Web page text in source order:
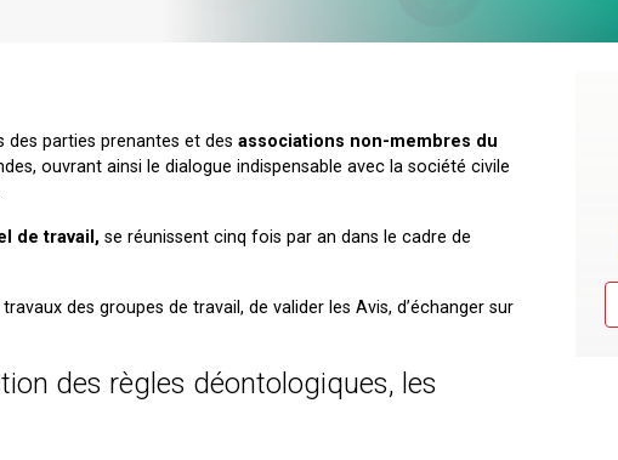
des parties prenantes et des associations non-membres du
ouvrant ainsi le dialogue indispensable avec la société civile
de travail, se réunissent cinq fois par an dans le cadre de
des groupes de travail, de valider les Avis, d’échanger sur
des règles déontologiques, les